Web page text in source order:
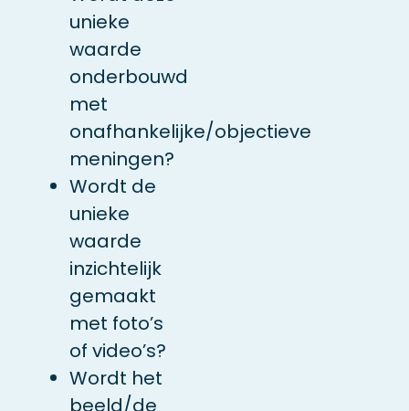
unieke
waarde
onderbouwd
met
onafhankelijke/objectieve
meningen?
Wordt de
unieke
waarde
inzichtelijk
gemaakt
met foto’s
of video’s?
Wordt het
beeld/de